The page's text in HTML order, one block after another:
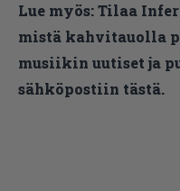
Lue myös:Tilaa
mistä kahvitauolla
musiikin uutiset ja
sähköpostiin tästä.